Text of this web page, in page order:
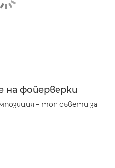
на фойерверки
– топ съвети за